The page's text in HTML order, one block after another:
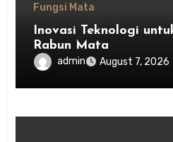
Fungsi Mata
Inovasi Teknologi
Rabun Mata
admin August 7, 2026